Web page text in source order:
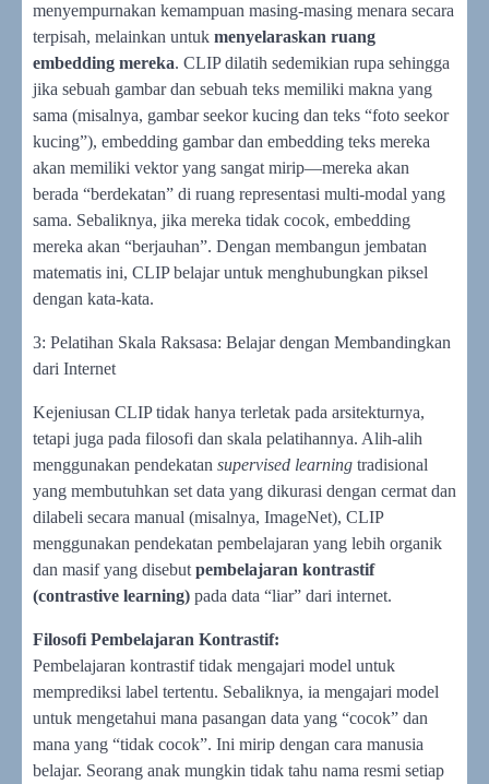
menyempurnakan kemampuan masing-masing menara secara
terpisah, melainkan untuk menyelaraskan ruang
embedding mereka. CLIP dilatih sedemikian rupa sehingga
jika sebuah gambar dan sebuah teks memiliki makna yang
sama (misalnya, gambar seekor kucing dan teks “foto seekor
kucing”), embedding gambar dan embedding teks mereka
akan memiliki vektor yang sangat mirip—mereka akan
berada “berdekatan” di ruang representasi multi-modal yang
sama. Sebaliknya, jika mereka tidak cocok, embedding
mereka akan “berjauhan”. Dengan membangun jembatan
matematis ini, CLIP belajar untuk menghubungkan piksel
dengan kata-kata.
3: Pelatihan Skala Raksasa: Belajar dengan Membandingkan
dari Internet
Kejeniusan CLIP tidak hanya terletak pada arsitekturnya,
tetapi juga pada filosofi dan skala pelatihannya. Alih-alih
menggunakan pendekatan supervised learning tradisional
yang membutuhkan set data yang dikurasi dengan cermat dan
dilabeli secara manual (misalnya, ImageNet), CLIP
menggunakan pendekatan pembelajaran yang lebih organik
dan masif yang disebut pembelajaran kontrastif
(contrastive learning) pada data “liar” dari internet.
Filosofi Pembelajaran Kontrastif:
Pembelajaran kontrastif tidak mengajari model untuk
memprediksi label tertentu. Sebaliknya, ia mengajari model
untuk mengetahui mana pasangan data yang “cocok” dan
mana yang “tidak cocok”. Ini mirip dengan cara manusia
belajar. Seorang anak mungkin tidak tahu nama resmi setiap